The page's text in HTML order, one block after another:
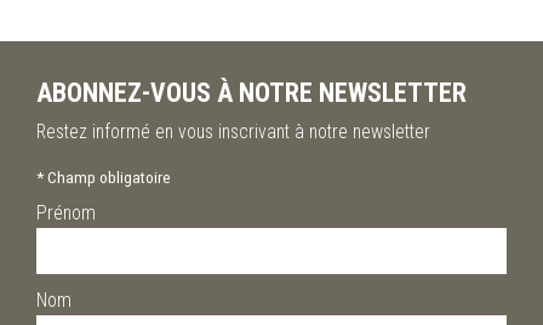
ABONNEZ-VOUS À NOTRE NEWSLETTER
Restez informé en vous inscrivant à notre newsletter
*Champ obligatoire
Prénom
Nom